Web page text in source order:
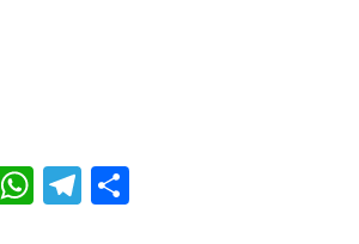
WhatsApp
Telegram